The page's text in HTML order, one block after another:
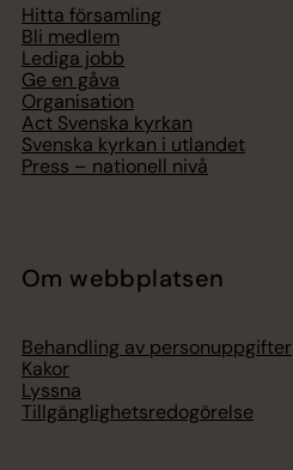
Hitta församling
Bli medlem
Lediga jobb
Ge en gåva
Organisation
Act Svenska kyrkan
Svenska kyrkan i utlandet
Press – nationell nivå
Om webbplatsen
Behandling av personuppgifter
Kakor
Lyssna
Tillgänglighetsredogörelse